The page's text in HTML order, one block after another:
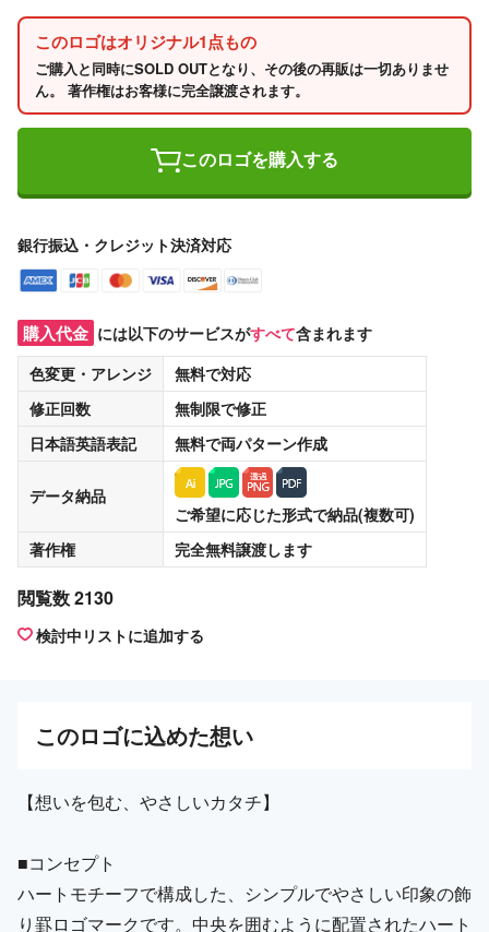
このロゴはオリジナル1点もの
ご購入と同時にSOLD OUTとなり、その後の再販は一切ありませ
ん。 著作権はお客様に完全譲渡されます。
このロゴを購入する
銀行振込・クレジット決済対応
購入代金 には以下のサービスがすべて含まれます
色変更・アレンジ
無料で対応
修正回数
無制限で修正
日本語英語表記
無料で両パターン作成
データ納品
ご希望に応じた形式で納品(複数可)
著作権
完全無料譲渡します
閲覧数 2130
検討中リストに追加する
このロゴに込めた想い
【想いを包む、やさしいカタチ】
■コンセプト
ハートモチーフで構成した、シンプルでやさしい印象の飾
り罫ロゴマークです。中央を囲むように配置されたハート